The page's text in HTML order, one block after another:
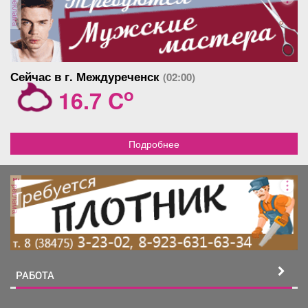
реклама
Сейчас в г. Междуреченск (02:00)
16.7 Co
Подробнее
реклама
РАБОТА